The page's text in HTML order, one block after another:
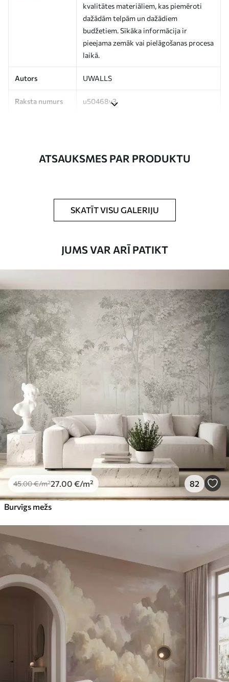
kvalitātes materiāliem, kas piemēroti
dažādām telpām un dažādiem
budžetiem. Sīkāka informācija ir
pieejama zemāk vai pielāgošanas procesa
laikā.
Autors UWALLS
Raksta numurs u50468v3
Tapetes var viegli notīrīt ar mīkstu sūkli.
Tapetes ar lakas pārklājumu var tīrīt ar
Viengabala lietojums
Pieejamie materiāli
Standarts
45.0027.00€/m²
Premium
56.67 34.00€ /m²
Premium vinils
65.0039.00€/m²
Peel and Stick
.99€/m²
ATSAUKSMES PAR PRODUKTU
SKATĪT VISU GALERIJU
JUMS VAR ARĪ PATIKT
45.00€/m²27 .00 €/m² 82
Burvīgs mežs